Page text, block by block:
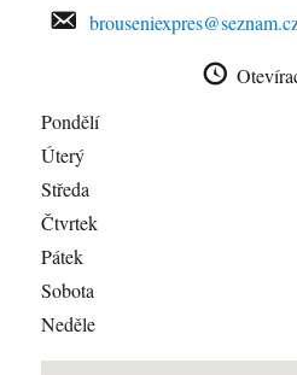
Pondělí
Úterý
Středa
Čtvrtek
Pátek
Sobota
Neděle